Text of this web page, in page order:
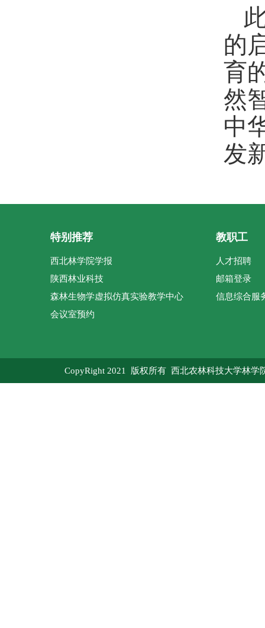
的
育
然
中
发
特别推荐
西北林学院学报
陕西林业科技
森林生物学虚拟仿真实验教学中心
会议室预约
教职工
人才招聘
邮箱登录
信息综合服
CopyRight 2021 版权所有 西北农林科技大学林